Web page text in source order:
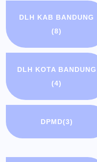
DLH KAB BANDUNG
(8)
DLH KOTA BANDUNG
(4)
DPMD(3)